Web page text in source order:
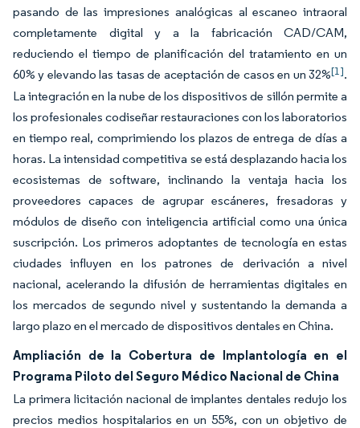
pasando de las impresiones analógicas al escaneo intraoral
completamente digital y a la fabricación CAD/CAM,
reduciendo el tiempo de planificación del tratamiento en un
60% y elevando las tasas de aceptación de casos en un 32%[1].
La integración en la nube de los dispositivos de sillón permite a
los profesionales codiseñar restauraciones con los laboratorios
en tiempo real, comprimiendo los plazos de entrega de días a
horas. La intensidad competitiva se está desplazando hacia los
ecosistemas de software, inclinando la ventaja hacia los
proveedores capaces de agrupar escáneres, fresadoras y
módulos de diseño con inteligencia artificial como una única
suscripción. Los primeros adoptantes de tecnología en estas
ciudades influyen en los patrones de derivación a nivel
nacional, acelerando la difusión de herramientas digitales en
los mercados de segundo nivel y sustentando la demanda a
largo plazo en el mercado de dispositivos dentales en China.
Ampliación de la Cobertura de Implantología en el
Programa Piloto del Seguro Médico Nacional de China
La primera licitación nacional de implantes dentales redujo los
precios medios hospitalarios en un 55%, con un objetivo de